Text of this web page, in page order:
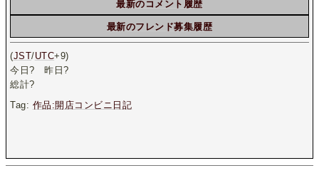
最新のコメント履歴
最新のフレンド募集履歴
(JST/UTC+9)
今日? 昨日?
総計?
Tag: 作品:開店コンビニ日記